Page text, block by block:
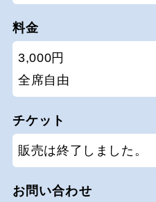
料金
3,000円
全席自由
チケット
販売は終了しました。
お問い合わせ